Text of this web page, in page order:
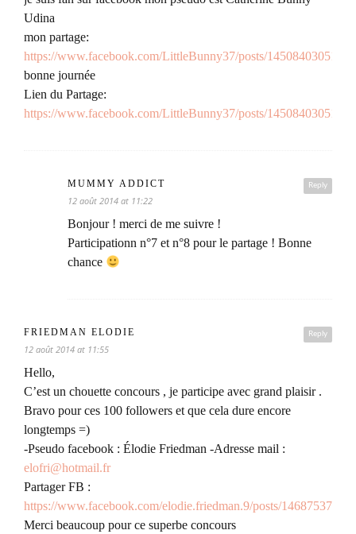
Udina
mon partage:
https://www.facebook.com/LittleBunny37/posts/
bonne journée
Lien du Partage:
https://www.facebook.com/LittleBunny37/posts/
Reply
MUMMY ADDICT
12 août 2014 at 11:22
Bonjour ! merci de me suivre !
Participationn n°7 et n°8 pour le partage ! Bonne
chance
Reply
FRIEDMAN ELODIE
12 août 2014 at 11:55
Hello,
C’est un chouette concours , je participe avec grand plaisir .
Bravo pour ces 100 followers et que cela dure encore
longtemps =)
-Pseudo facebook : Élodie Friedman -Adresse mail :
elofri@hotmail.fr
Partager FB :
https://www.facebook.com/elodie.friedman.9/posts/
Merci beaucoup pour ce superbe concours